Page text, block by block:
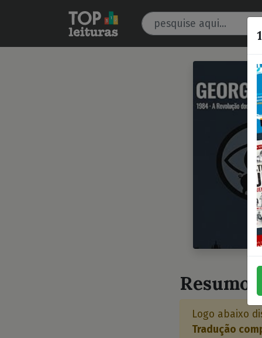
Resumo
Logo abaixo
Tradução